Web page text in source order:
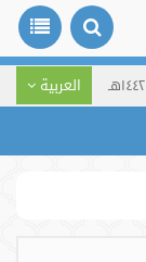
العربية